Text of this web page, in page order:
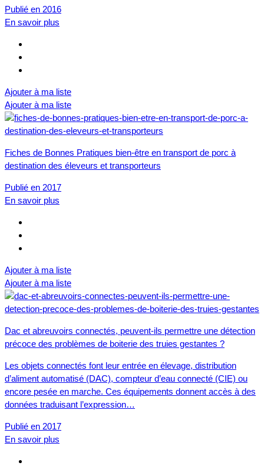
Publié en 2016
En savoir plus
Ajouter à ma liste
Ajouter à ma liste
Fiches de Bonnes Pratiques bien-être en transport de porc à
destination des éleveurs et transporteurs
Publié en 2017
En savoir plus
Ajouter à ma liste
Ajouter à ma liste
Dac et abreuvoirs connectés, peuvent-ils permettre une détection
précoce des problèmes de boiterie des truies gestantes ?
Les objets connectés font leur entrée en élevage, distribution
d’aliment automatisé (DAC), compteur d’eau connecté (CIE) ou
encore pesée en marche. Ces équipements donnent accès à des
données traduisant l’expression…
Publié en 2017
En savoir plus